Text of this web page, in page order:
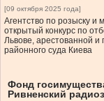
[09 октября 2025 года]
Агентство по розыску и
открытый конкурс по
Львове, арестованной
районного суда Киева
Фонд
Ривненский